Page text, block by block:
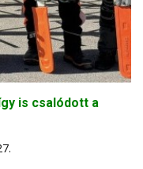
is csalódott a